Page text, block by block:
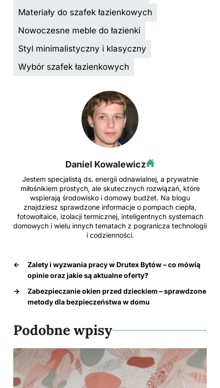
Materiały do szafek łazienkowych
Nowoczesne meble do łazienki
Styl minimalistyczny i klasyczny
Wybór szafek łazienkowych
Daniel Kowalewicz
Jestem specjalistą ds. energii odnawialnej, a prywatnie
miłośnikiem prostych, ale skutecznych rozwiązań, które
wspierają środowisko i domowy budżet. Na blogu
znajdziesz sprawdzone informacje o pompach ciepła,
fotowoltaice, izolacji termicznej, inteligentnych systemach
domowych i wielu innych tematach z pogranicza technologii
i codzienności.
←
Zalety i wyzwania pracy w Drutex Bytów – co mówią
opinie oraz jakie są aktualne oferty?
→
Zabezpieczanie okien przed dzieckiem – sprawdzone
metody dla bezpieczeństwa w domu
Podobne wpisy